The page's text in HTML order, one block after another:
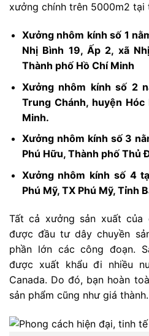
xưởng chính trên 5000m2 tại
Xưởng nhôm kính số 1
Nhị Bình 19, Ấp 2, xã
Thành phố Hồ Chí Minh
Xưởng nhôm kính số 2
Trung Chánh, huyện
Minh.
Xưởng nhôm kính số 3
Phú Hữu, Thành phố Thủ
Xưởng nhôm kính số 4
Phú Mỹ, TX Phú Mỹ, Tỉnh
Tất cả xưởng sản xuất của
được đầu tư dây chuyền
phần lớn các công đoạn.
được xuất khẩu đi nhiều
Canada. Do đó, bạn hoàn
sản phẩm cũng như giá thành.